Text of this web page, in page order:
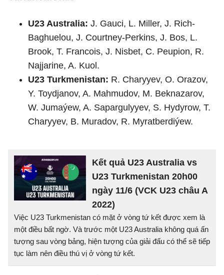
U23 Australia: J. Gauci, L. Miller, J. Rich-
Baghuelou, J. Courtney-Perkins, J. Bos, L.
Brook, T. Francois, J. Nisbet, C. Peupion, R.
Najjarine, A. Kuol.
U23 Turkmenistan: R. Charyyev, O. Orazov,
Y. Toydjanov, A. Mahmudov, M. Beknazarov,
W. Jumaýew, A. Sapargulyyev, S. Hydyrow, T.
Charyyev, B. Muradov, R. Myratberdiýew.
Kết quả U23 Australia vs
U23 Turkmenistan 20h00
ngày 11/6 (VCK U23 châu A
2022)
Việc U23 Turkmenistan có mặt ở vòng tứ kết được xem là
một điều bất ngờ. Và trước một U23 Australia không quá ấn
tượng sau vòng bảng, hiện tượng của giải đấu có thể sẽ tiếp
tục làm nên điều thú vị ở vòng tứ kết.